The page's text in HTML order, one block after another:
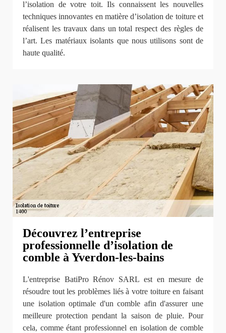
l’isolation de votre toit. Ils connaissent les nouvelles
techniques innovantes en matière d’isolation de toiture et
réalisent les travaux dans un total respect des règles de
l’art. Les matériaux isolants que nous utilisons sont de
haute qualité.
Découvrez l’entreprise
professionnelle d’isolation de
comble à Yverdon-les-bains
L'entreprise BatiPro Rénov SARL est en mesure de
résoudre tout les problèmes liés à votre toiture en faisant
une isolation optimale d'un comble afin d'assurer une
meilleure protection pendant la saison de pluie. Pour
cela, comme étant professionnel en isolation de comble